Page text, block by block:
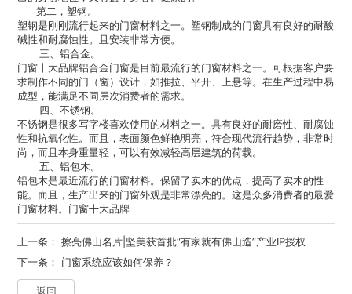
第二，塑钢。
塑钢是刚刚流行起来的门窗材料之一。塑钢制成的门窗具有良好的耐酸
碱性和耐腐蚀性。且安装非常方便。
三、铝合金。
门窗十大品牌铝合金门窗是目前最流行的门窗材料之一。可根据客户要
求制作不同的门（窗）设计，如推拉、平开、上悬等。在生产过程中易
成型，能满足不同层次消费者的需求。
四、不锈钢。
不锈钢是很多写字楼喜欢使用的材料之一。具有良好的耐磨性、耐腐蚀
性和抗氧化性。而且，表面颜色鲜艳明亮，符合现代流行趋势，非常时
尚，而且本身重量轻，可以有效减轻高层建筑的荷载。
五、铝包木。
铝包木是最近流行的门窗材料。保留了实木的优点，提高了实木的性
能。而且，生产出来的门窗外观是非常漂亮的。这是众多消费者的最爱
门窗材料。 门窗十大品牌
上一条：擦亮佛山名片|坚美获首批“有家就有佛山造”产业IP授权
下一条： 门窗系统应该如何保养？
返回